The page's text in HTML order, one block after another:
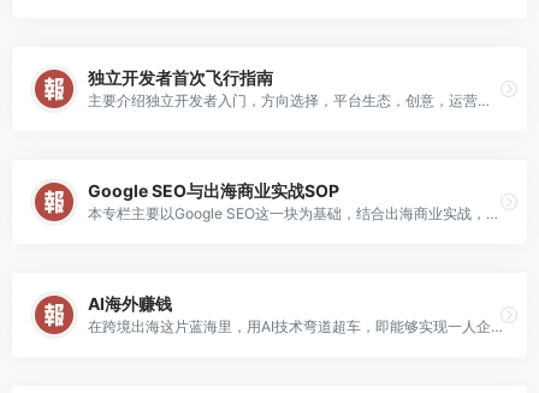
独立开发者首次飞行指南
主要介绍独立开发者入门，方向选择，平台生态，创意，运营推广等。
Google SEO与出海商业实战SOP
本专栏主要以Google SEO这一块为基础，结合出海商业实战，完成商业变现。
AI海外赚钱
在跨境出海这片蓝海里，用AI技术弯道超车，即能够实现一人企业，复利增长，又能够实现小众市场，赛道无人竞争，少许努力即可获得不错的结果。